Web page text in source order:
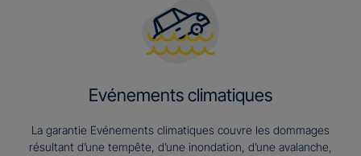
Evénements climatiques
La garantie Evénements climatiques couvre les dommages
résultant d’une tempête, d’une inondation, d’une avalanche,